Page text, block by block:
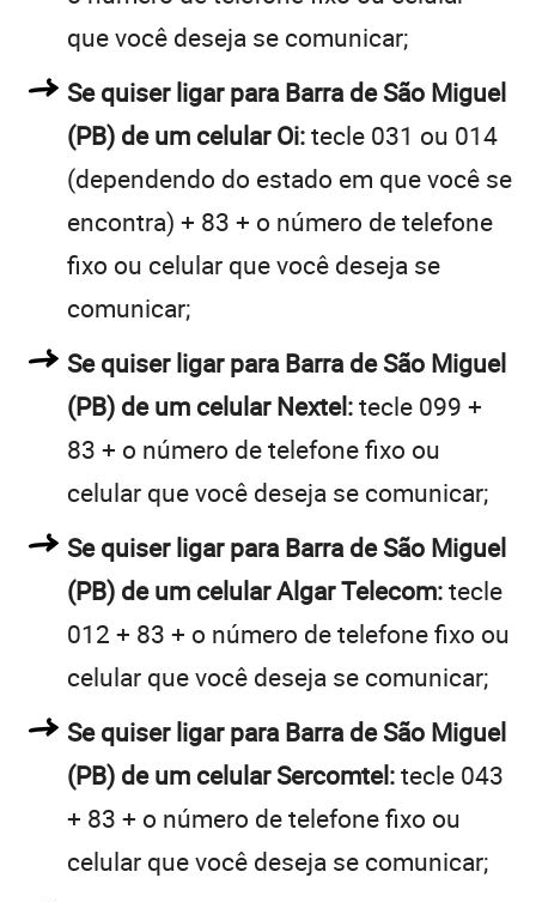
que você deseja se comunicar;
Se quiser ligar para Barra de São Miguel
(PB) de um celular Oi:tecle 031 ou 014
(dependendo do estado em que você se
encontra) + 83 + o número de telefone
fixo ou celular que você deseja se
comunicar;
Se quiser ligar para Barra de São Miguel
(PB) de um celular Nextel:tecle 099 +
83 + o número de telefone fixo ou
celular que você deseja se comunicar;
Se quiser ligar para Barra de São Miguel
(PB) de um celular Algar Telecom:tecle
012 + 83 + o número de telefone fixo ou
celular que você deseja se comunicar;
Se quiser ligar para Barra de São Miguel
(PB) de um celular Sercomtel:tecle 043
+ 83 + o número de telefone fixo ou
celular que você deseja se comunicar;